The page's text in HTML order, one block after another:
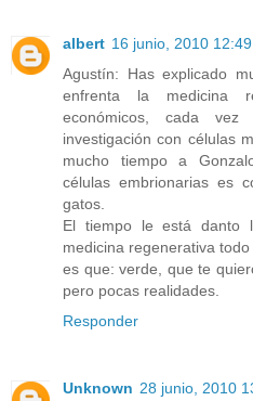
albert 16 junio, 2010 12:49
Agustín: Has explicado
enfrenta la medicina
económicos, cada
investigación con células
mucho tiempo a
células embrionarias es
gatos.
El tiempo le está danto
medicina regenerativa
es que: verde, que te
pero pocas realidades.
Responder
Unknown 28 junio, 2010